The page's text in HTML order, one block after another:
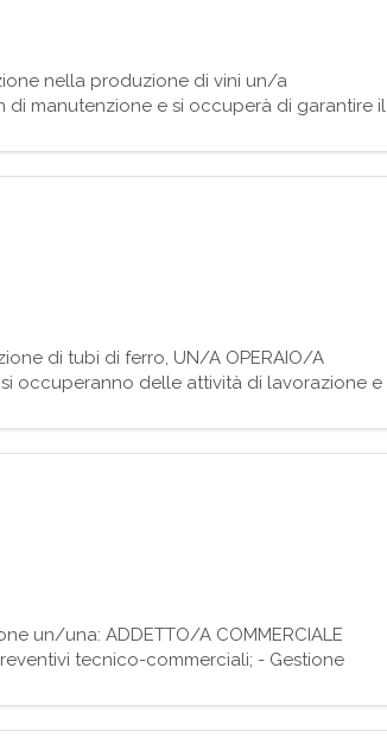
nella produzione di vini un/a
di manutenzione e si occuperà di garantire il
di tubi di ferro, UN/A OPERAIO/A
occuperanno delle attività di lavorazione e
un/una: ADDETTO/A COMMERCIALE
tecnico-commerciali; - Gestione
con c